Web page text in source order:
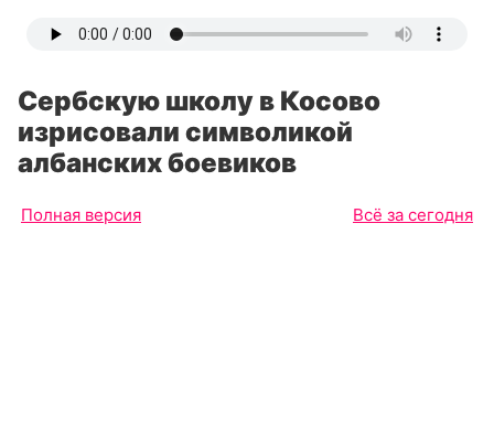
Сербскую школу в Косово
изрисовали символикой
албанских боевиков
Полная версия Всё за сегодня